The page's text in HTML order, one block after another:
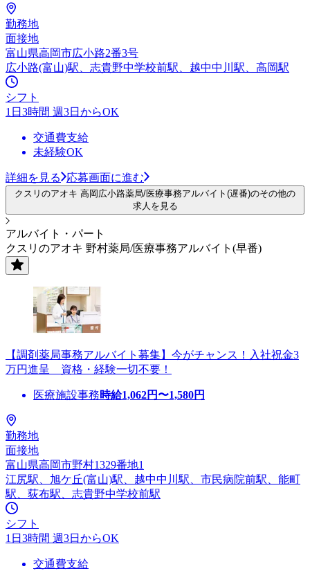
勤務地
面接地
富山県高岡市広小路2番3号
広小路(富山)駅、志貴野中学校前駅、越中中川駅、高岡駅
シフト
1日3時間 週3日からOK
交通費支給
未経験OK
詳細を見る 応募画面に進む
クスリのアオキ 高岡広小路薬局/医療事務アルバイト(遅番)のその他の
求人を見る
アルバイト・パート
クスリのアオキ 野村薬局/医療事務アルバイト(早番)
【調剤薬局事務アルバイト募集】今がチャンス！入社祝金3
万円進呈 資格・経験一切不要！
医療施設事務時給1,062円〜1,580円
勤務地
面接地
富山県高岡市野村1329番地1
江尻駅、旭ケ丘(富山)駅、越中中川駅、市民病院前駅、能町
駅、荻布駅、志貴野中学校前駅
シフト
1日3時間 週3日からOK
交通費支給